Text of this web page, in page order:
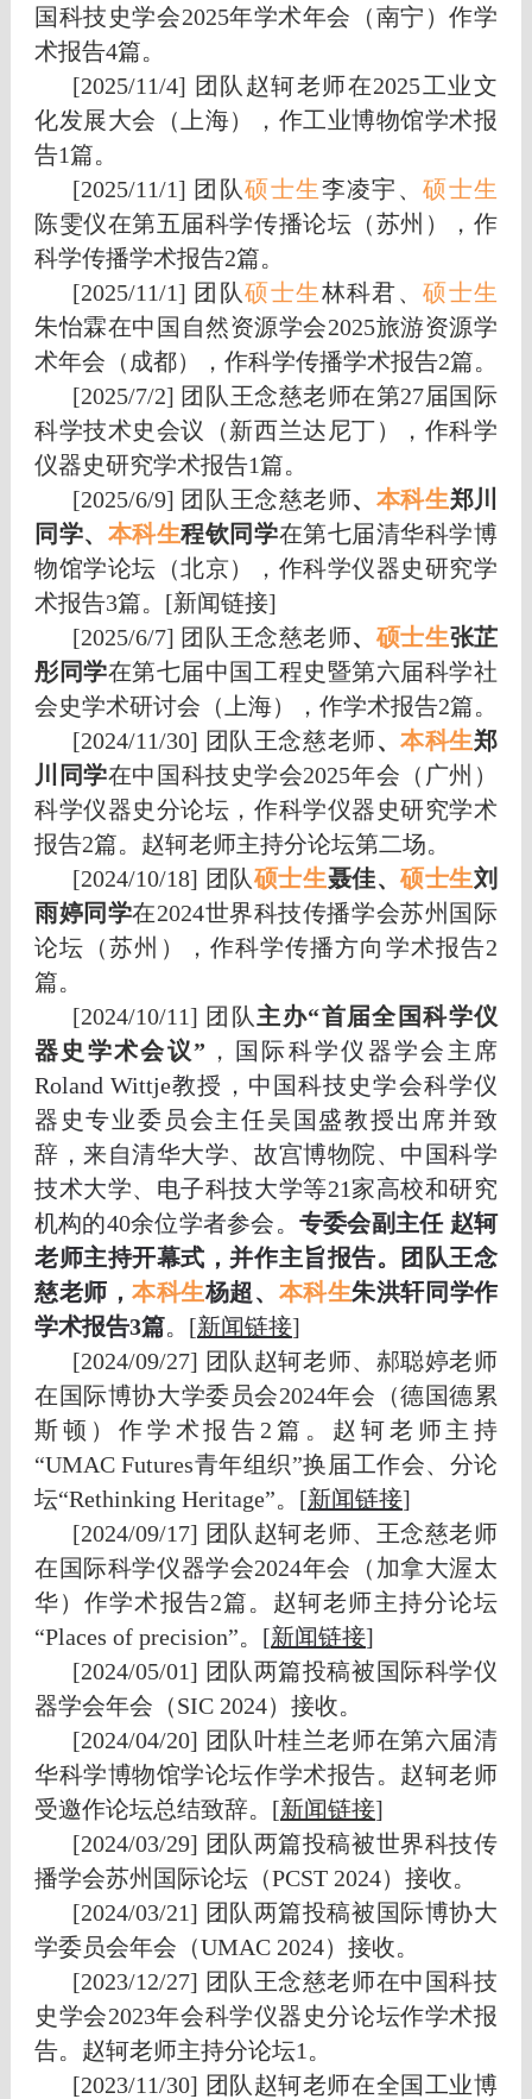
国科技史学会2025年学术年会（南宁）作学
术报告4篇。
[2025/11/4] 团队赵轲老师在2025工业文
化发展大会（上海），作工业博物馆学术报
告1篇。
[2025/11/1] 团队硕士生李凌宇、硕士生
陈雯仪在第五届科学传播论坛（苏州），作
科学传播学术报告2篇。
[2025/11/1] 团队硕士生林科君、硕士生
朱怡霖在中国自然资源学会2025旅游资源学
术年会（成都），作科学传播学术报告2篇。
[2025/7/2] 团队王念慈老师在第27届国际
科学技术史会议（新西兰达尼丁），作科学
仪器史研究学术报告1篇。
[2025/6/9] 团队王念慈老师、 本科生郑川
同学、 本科生程钦同学在第七届清华科学博
物馆学论坛（北京），作科学仪器史研究学
术报告3篇。[新闻链接]
[2025/6/7] 团队王念慈老师、 硕士生张芷
彤同学在第七届中国工程史暨第六届科学社
会史学术研讨会（上海），作学术报告2篇。
[2024/11/30] 团队 王念慈老师、本科生郑
川同学在中国科技史学会2025年会（广州）
科学仪器史分论坛，作科学仪器史研究学术
报告2篇。赵轲老师主持分论坛第二场。
[2024/10/18] 团队硕士生聂佳、硕士生刘
雨婷同学在2024世界科技传播学会苏州国际
论坛（苏州），作科学传播方向学术报告2
篇。
[2024/10/11] 团队 主办“首届全国科学仪
器史学术会议” ，
国际科学仪器学会主席
Roland Wittje教授，中国科技史学会科学仪
器史专业委员会主任吴国盛教授出席并致
辞，来自清华大学、故宫博物院、中国科学
技术大学、电子科技大学等21家高校和研究
机构的40余位学者参会。 专委会副主任 赵轲
老师主持开幕式，并作主旨报告。团队王念
慈老师，本科生杨超、 本科生朱洪轩同学作
学术报告3篇。[新闻链接]
[2024/09/27] 团队 赵轲老师、郝聪婷老师
在国际博协大学委员会2024年会（德国德累
斯顿）作学术报告2篇 。赵轲老师主持
“UMAC Futures青年组织”换届工作会、 分论
坛“Rethinking Heritage”。 [新闻链接]
[2024/09/17] 团队 赵轲老师、王念慈老师
在国际科学仪器学会2024年会（加拿大渥太
华）作学术报告2篇。赵轲老师主持分论坛
“Places of precision”。 [新闻链接]
[2024/05/01] 团队两篇投稿被国际科学仪
器学会年会（SIC 2024）接收。
[2024/04/20] 团队叶桂兰老师在第六届清
华科学博物馆学论坛作学术报告。赵轲老师
受邀作论坛总结致辞。[新闻链接]
[2024/03/29] 团队两篇投稿被世界科技传
播学会苏州国际论坛（PCST 2024）接收。
[2024/03/21] 团队两篇投稿被国际博协大
学委员会年会（UMAC 2024）接收。
[2023/12/27] 团队王念慈老师在中国科技
史学会2023年会科学仪器史分论坛作学术报
告。赵轲老师主持分论坛1。
[2023/11/30] 团队赵轲老师在全国工业博